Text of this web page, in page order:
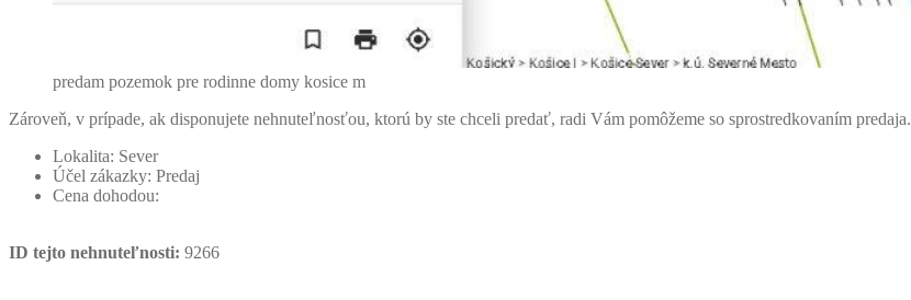
predam pozemok pre rodinne domy kosice m
Zároveň, v prípade, ak disponujete nehnuteľnosťou, ktorú by ste chceli predať, radi Vám pomôžeme so sprostredkovaním predaja.
Lokalita: Sever
Účel zákazky: Predaj
Cena dohodou:
ID tejto nehnuteľnosti: 9266